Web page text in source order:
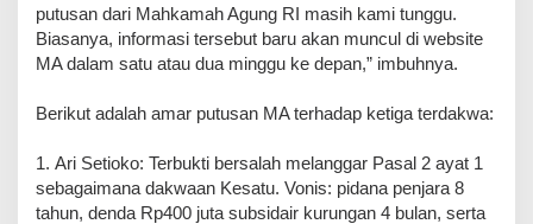
putusan dari Mahkamah Agung RI masih kami tunggu.
Biasanya, informasi tersebut baru akan muncul di website
MA dalam satu atau dua minggu ke depan,” imbuhnya.
Berikut adalah amar putusan MA terhadap ketiga terdakwa:
1. Ari Setioko: Terbukti bersalah melanggar Pasal 2 ayat 1
sebagaimana dakwaan Kesatu. Vonis: pidana penjara 8
tahun, denda Rp400 juta subsidair kurungan 4 bulan, serta